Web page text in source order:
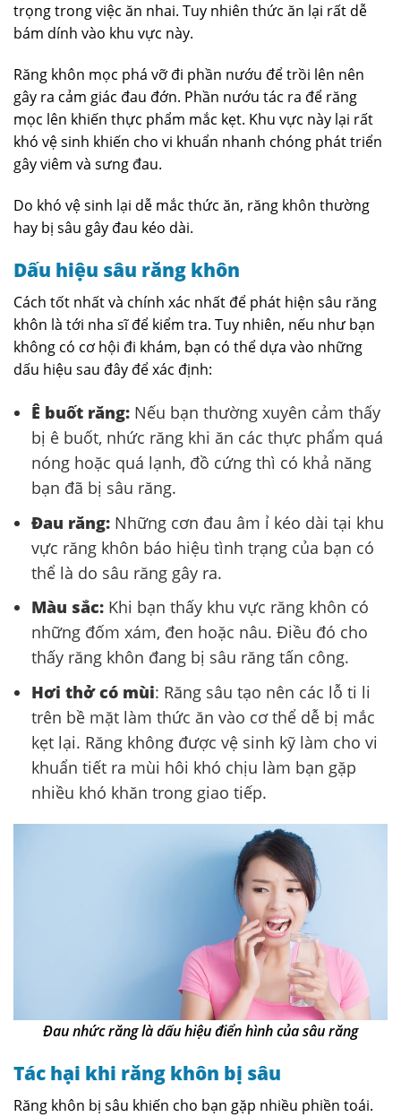
trọng trong việc ăn nhai. Tuy nhiên thức ăn lại rất dễ
bám dính vào khu vực này.
Răng khôn mọc phá vỡ đi phần nướu để trồi lên nên
gây ra cảm giác đau đớn. Phần nướu tác ra để răng
mọc lên khiến thực phẩm mắc kẹt. Khu vực này lại rất
khó vệ sinh khiến cho vi khuẩn nhanh chóng phát triển
gây viêm và sưng đau.
Do khó vệ sinh lại dễ mắc thức ăn, răng khôn thường
hay bị sâu gây đau kéo dài.
Dấu hiệu sâu răng khôn
Cách tốt nhất và chính xác nhất để phát hiện sâu răng
khôn là tới nha sĩ để kiểm tra. Tuy nhiên, nếu như bạn
không có cơ hội đi khám, bạn có thể dựa vào những
dấu hiệu sau đây để xác định:
Ê buốt răng: Nếu bạn thường xuyên cảm thấy
bị ê buốt, nhức răng khi ăn các thực phẩm quá
nóng hoặc quá lạnh, đồ cứng thì có khả năng
bạn đã bị sâu răng.
Đau răng: Những cơn đau âm ỉ kéo dài tại khu
vực răng khôn báo hiệu tình trạng của bạn có
thể là do sâu răng gây ra.
Màu sắc: Khi bạn thấy khu vực răng khôn có
những đốm xám, đen hoặc nâu. Điều đó cho
thấy răng khôn đang bị sâu răng tấn công.
Hơi thở có mùi: Răng sâu tạo nên các lỗ ti li
trên bề mặt làm thức ăn vào cơ thể dễ bị mắc
kẹt lại. Răng không được vệ sinh kỹ làm cho vi
khuẩn tiết ra mùi hôi khó chịu làm bạn gặp
nhiều khó khăn trong giao tiếp.
Đau nhức răng là dấu hiệu điển hình của sâu răng
Tác hại khi răng khôn bị sâu
Răng khôn bị sâu khiến cho bạn gặp nhiều phiền toái.